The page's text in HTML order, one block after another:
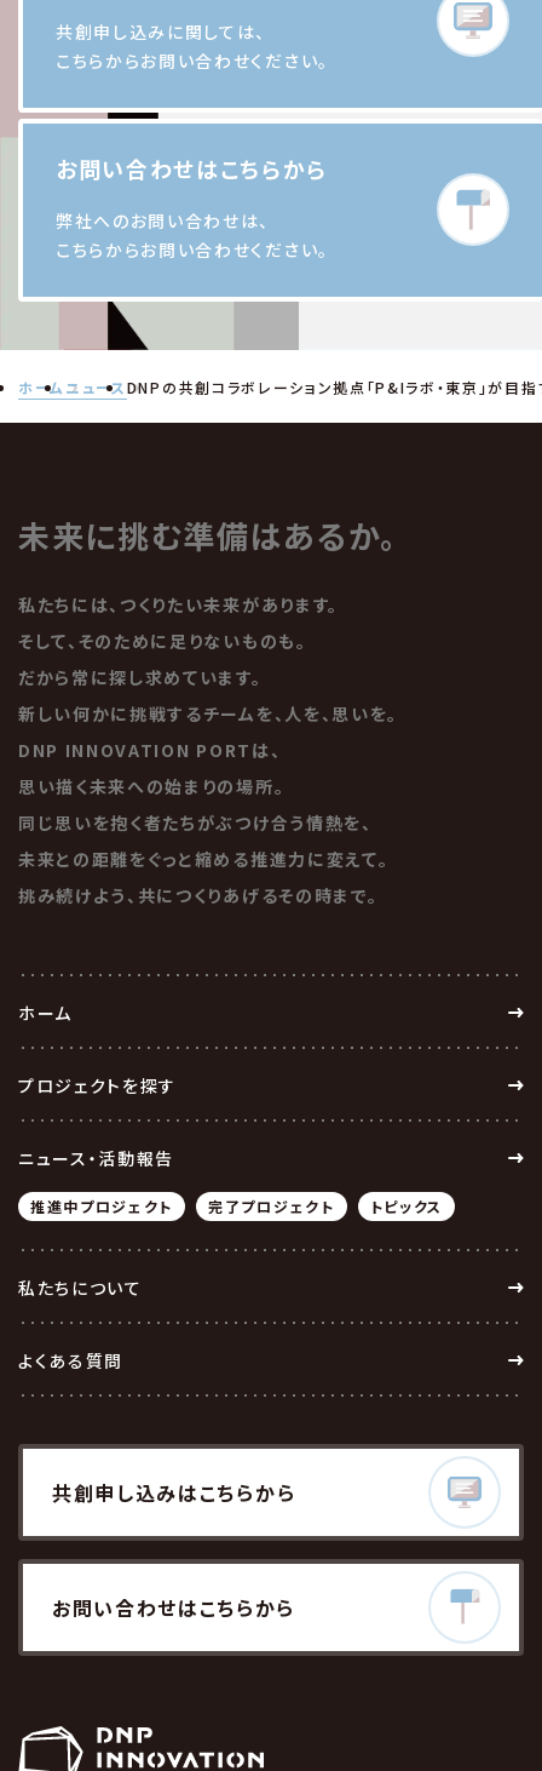
共創申し込みに関しては、
こちらからお問い合わせください。
お問い合わせはこちらから
弊社へのお問い合わせは、
こちらからお問い合わせください。
ホーム ニュース DNPの共創コラボレーション拠点「P&Iラボ・東京」が目
未来に挑む準備はあるか。
私たちには、つくりたい未来があります。
そして、そのために足りないものも。
だから常に探し求めています。
新しい何かに挑戦するチームを、人を、思いを。
DNP INNOVATION PORTは、
思い描く未来への始まりの場所。
同じ思いを抱く者たちがぶつけ合う情熱を、
未来との距離をぐっと縮める推進力に変えて。
挑み続けよう、共につくりあげるその時まで。
ホーム
プロジェクトを探す
ニュース・活動報告
推進中プロジェクト 完了プロジェクト トピックス
私たちについて
よくある質問
共創申し込みはこちらから
お問い合わせはこちらから